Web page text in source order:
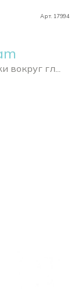
Арт. 17994
вокруг гл...